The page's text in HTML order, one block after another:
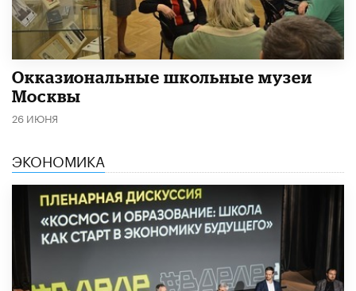
​Окказиональные школьные музеи
Москвы
26 ИЮНЯ
ЭКОНОМИКА